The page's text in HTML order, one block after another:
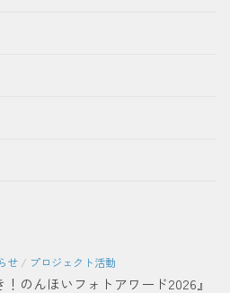
せ / プロジェクト活動
！のんほいフォトアワード2026』